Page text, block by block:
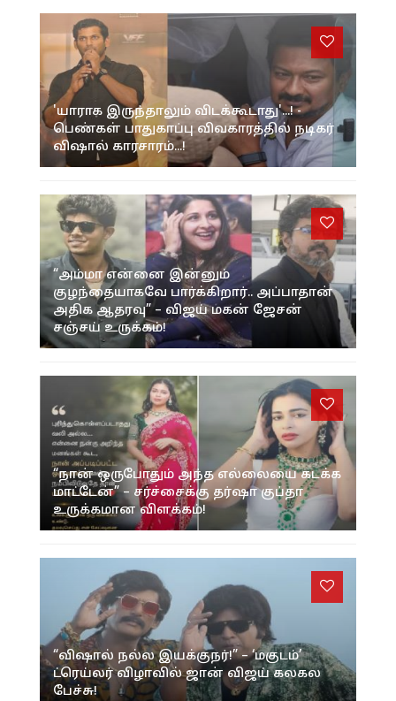
'யாராக இருந்தாலும் விடக்கூடாது'...! -
பெண்கள் பாதுகாப்பு விவகாரத்தில் நடிகர்
விஷால் காரசாரம்...!
“அம்மா என்னை இன்னும்
குழந்தையாகவே பார்க்கிறார்.. அப்பாதான்
அதிக ஆதரவு” – விஜய் மகன் ஜேசன்
சஞ்சய் உருக்கம்!
“நான் ஒருபோதும் அந்த எல்லையை கடக்க
மாட்டேன்” – சர்ச்சைக்கு தர்ஷா குப்தா
உருக்கமான விளக்கம்!
“விஷால் நல்ல இயக்குநர்!” – ‘மகுடம்’
ட்ரெய்லர் விழாவில் ஜான் விஜய் கலகல
பேச்சு!